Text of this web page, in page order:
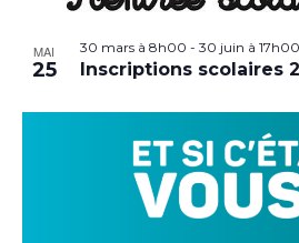
MAI
25
30 mars à 8h00 - 30 juin à 17h00
Inscriptions scolaires